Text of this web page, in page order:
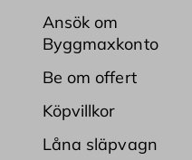
Ansök om
Byggmaxkonto
Be om offert
Köpvillkor
Låna släpvagn